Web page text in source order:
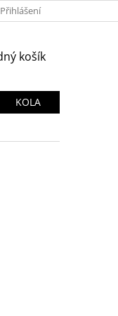
OCHRANY OSOBNÍCH
Přihlášení
košík
KOLA